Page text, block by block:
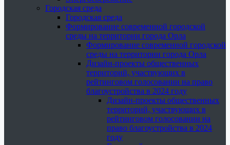
Городская среда
Городская среда
Формирование современной городской
среды на территории города Орла
Формирование современной городской
среды на территории города Орла
Дизайн-проекты общественных
территорий, участвующих в
рейтинговом голосовании на право
благоустройства в 2024 году
Дизайн-проекты общественных
территорий, участвующих в
рейтинговом голосовании на
право благоустройства в 2024
году